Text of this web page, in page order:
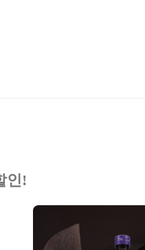
인!